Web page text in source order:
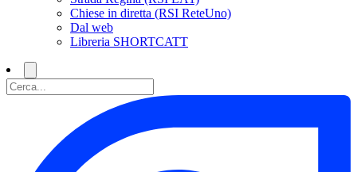
Chiese in diretta (RSI ReteUno)
Dal web
Libreria SHORTCATT